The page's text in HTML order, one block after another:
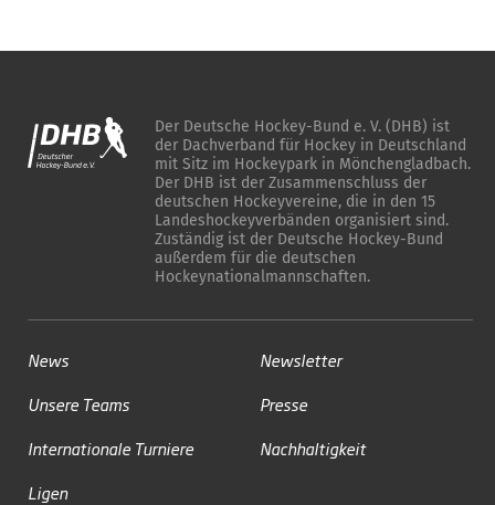
Der Deutsche Hockey-Bund e. V. (DHB) ist
der Dachverband für Hockey in Deutschland
mit Sitz im Hockeypark in Mönchengladbach.
Der DHB ist der Zusammenschluss der
deutschen Hockeyvereine, die in den 15
Landeshockeyverbänden organisiert sind.
Zuständig ist der Deutsche Hockey-Bund
außerdem für die deutschen
Hockeynationalmannschaften.
News
Unsere Teams
Internationale Turniere
Ligen
Newsletter
Presse
Nachhaltigkeit